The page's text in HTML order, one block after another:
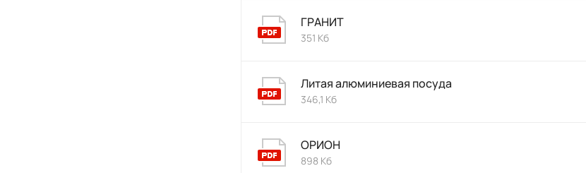
ГРАНИТ
351 Кб
Литая алюминиевая посуда
346,1 Кб
ОРИОН
898 Кб